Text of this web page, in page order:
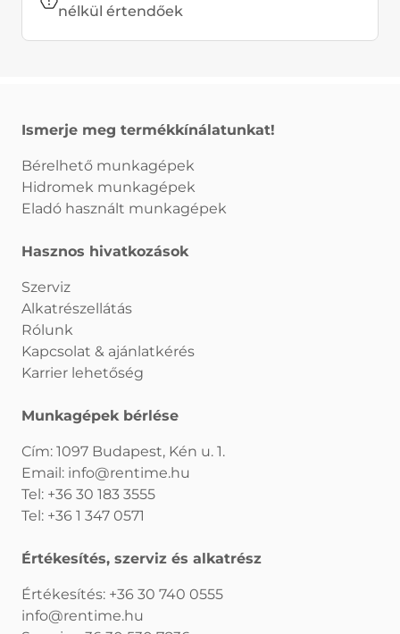
nélkül értendőek
Ismerje meg termékkínálatunkat!
Bérelhető munkagépek
Hidromek munkagépek
Eladó használt munkagépek
Hasznos hivatkozások
Szerviz
Alkatrészellátás
Rólunk
Kapcsolat & ajánlatkérés
Karrier lehetőség
Munkagépek bérlése
Cím: 1097 Budapest, Kén u. 1.
Email: info@rentime.hu
Tel: +36 30 183 3555
Tel: +36 1 347 0571
Értékesítés, szerviz és alkatrész
Értékesítés: +36 30 740 0555
info@rentime.hu